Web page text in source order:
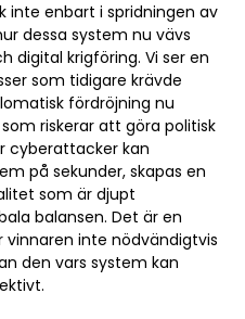
inte enbart i spridningen av
dessa system nu vävs
digital krigföring. Vi ser en
som tidigare krävde
fördröjning nu
riskerar att göra politisk
cyberattacker kan
på sekunder, skapas en
som är djupt
balansen. Det är en
vinnaren inte nödvändigtvis
den vars system kan